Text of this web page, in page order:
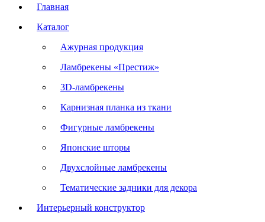
Главная
Каталог
Ажурная продукция
Ламбрекены «Престиж»
3D-ламбрекены
Карнизная планка из ткани
Фигурные ламбрекены
Японские шторы
Двухслойные ламбрекены
Тематические задники для декора
Интерьерный конструктор